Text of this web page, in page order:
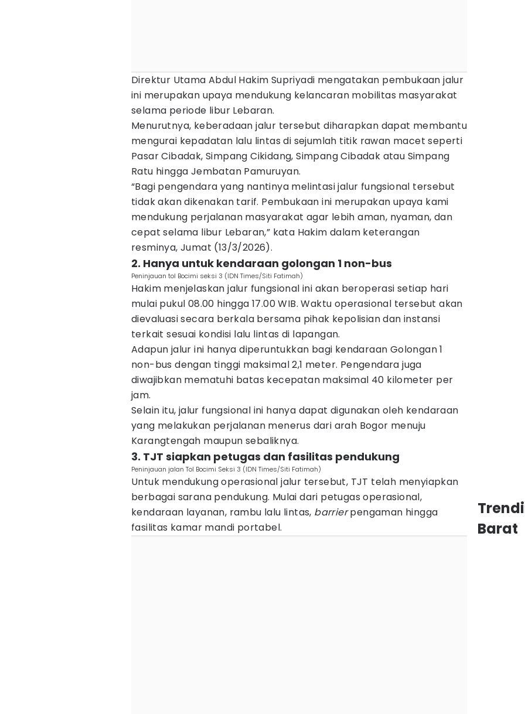
Direktur Utama Abdul Hakim Supriyadi mengatakan pembukaan jalur
ini merupakan upaya mendukung kelancaran mobilitas masyarakat
selama periode libur Lebaran.
Menurutnya, keberadaan jalur tersebut diharapkan dapat membantu
mengurai kepadatan lalu lintas di sejumlah titik rawan macet seperti
Pasar Cibadak, Simpang Cikidang, Simpang Cibadak atau Simpang
Ratu hingga Jembatan Pamuruyan.
“Bagi pengendara yang nantinya melintasi jalur fungsional tersebut
tidak akan dikenakan tarif. Pembukaan ini merupakan upaya kami
mendukung perjalanan masyarakat agar lebih aman, nyaman, dan
cepat selama libur Lebaran,” kata Hakim dalam keterangan
resminya, Jumat (13/3/2026).
2. Hanya untuk kendaraan golongan 1 non-bus
Peninjauan tol Bocimi seksi 3 (IDN Times/Siti Fatimah)
Hakim menjelaskan jalur fungsional ini akan beroperasi setiap hari
mulai pukul 08.00 hingga 17.00 WIB. Waktu operasional tersebut akan
dievaluasi secara berkala bersama pihak kepolisian dan instansi
terkait sesuai kondisi lalu lintas di lapangan.
Adapun jalur ini hanya diperuntukkan bagi kendaraan Golongan 1
non-bus dengan tinggi maksimal 2,1 meter. Pengendara juga
diwajibkan mematuhi batas kecepatan maksimal 40 kilometer per
jam.
Selain itu, jalur fungsional ini hanya dapat digunakan oleh kendaraan
yang melakukan perjalanan menerus dari arah Bogor menuju
Karangtengah maupun sebaliknya.
3. TJT siapkan petugas dan fasilitas pendukung
Peninjauan jalan Tol Bocimi Seksi 3 (IDN Times/Siti Fatimah)
Untuk mendukung operasional jalur tersebut, TJT telah menyiapkan
berbagai sarana pendukung. Mulai dari petugas operasional,
kendaraan layanan, rambu lalu lintas, barrierpengaman hingga
fasilitas kamar mandi portabel.
Barat